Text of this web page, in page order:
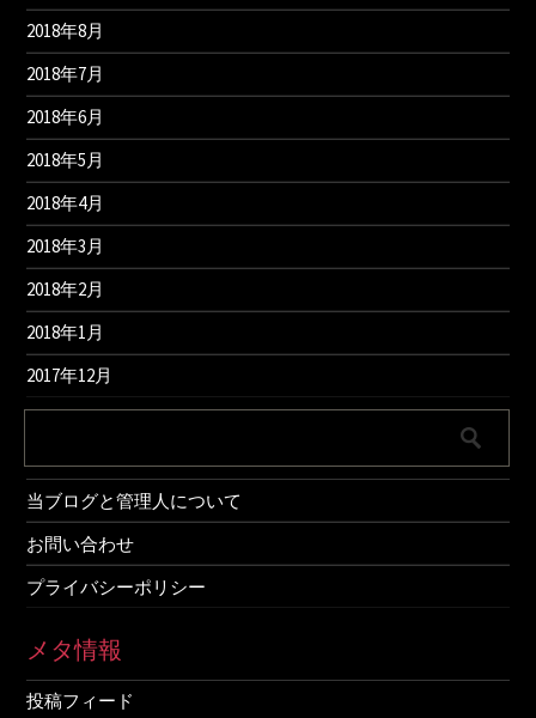
2018年8月
2018年7月
2018年6月
2018年5月
2018年4月
2018年3月
2018年2月
2018年1月
2017年12月
当ブログと管理人について
お問い合わせ
プライバシーポリシー
メタ情報
投稿フィード